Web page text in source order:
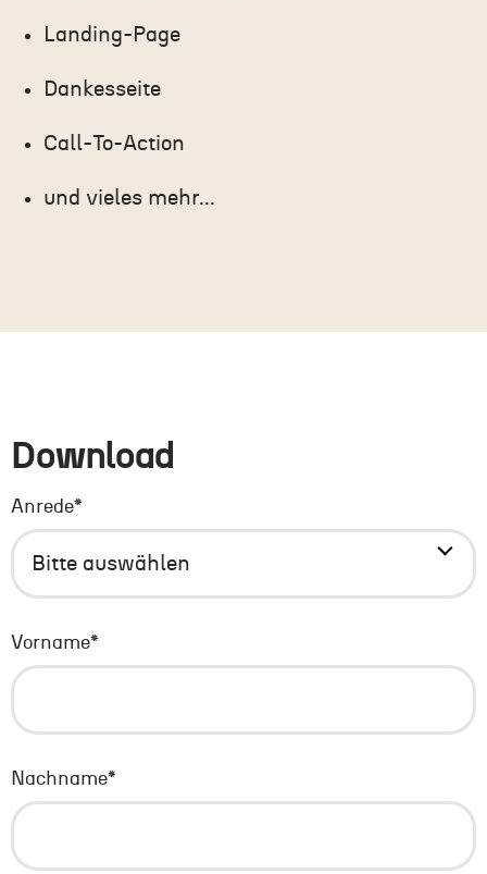
Landing-Page
Dankesseite
Call-To-Action
und vieles mehr...
Download
Anrede*
Vorname*
Nachname*